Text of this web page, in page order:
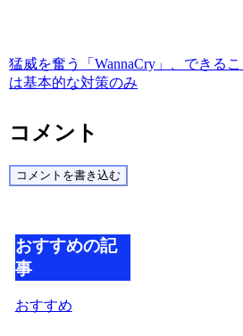
猛威を奮う「WannaCry」、できるこ
は基本的な対策のみ
コメント
コメントを書き込む
おすすめの記
事
おすすめ